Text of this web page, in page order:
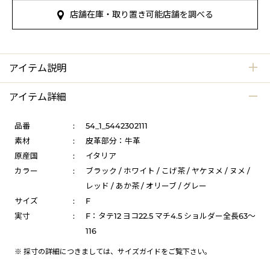
店舗在庫・取り置き可能店舗を調べる
アイテム説明
アイテム詳細
品番 :
54_1_5442302111
素材
:
皮革部分：牛革
原産国
:
イタリア
カラー
:
ブラック / ホワイト / こげ茶 / ヤケヌメ / ヌメ /
レッド / あか茶 / オリーブ / グレー
サイズ
:
F
実寸
:
F：タテ12 ヨコ22.5 マチ4.5 ショルダー全長63～
116
※ 採寸の詳細につきましては、 サイズガイドをご覧下さい。